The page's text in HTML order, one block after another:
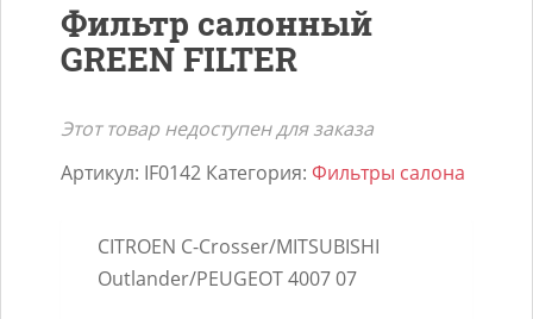
Фильтр салонный
GREEN FILTER
Этот товар недоступен для заказа
Артикул: IF0142 Категория: Фильтры салона
CITROEN C-Crosser/MITSUBISHI
Outlander/PEUGEOT 4007 07